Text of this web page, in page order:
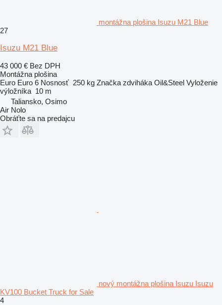
montážna plošina Isuzu M21 Blue
27
Isuzu M21 Blue
43 000 € Bez DPH
Montážna plošina
Euro Euro 6 Nosnosť 250 kg Značka zdviháka Oil&Steel Vyloženie
výložníka 10 m
Taliansko, Osimo
Air Nolo
Obráťte sa na predajcu
nový montážna plošina Isuzu Isuzu
KV100 Bucket Truck for Sale
4